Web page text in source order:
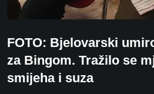
FOTO: Bjelovarski
za Bingom. Tražilo se
smijeha i suza